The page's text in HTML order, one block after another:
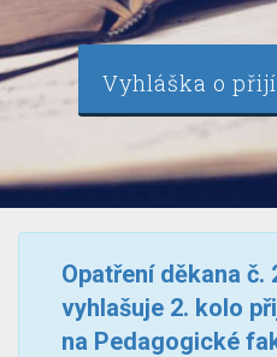
Vyhláška o
Opatření děkana č.
vyhlašuje 2. kolo
na Pedagogické